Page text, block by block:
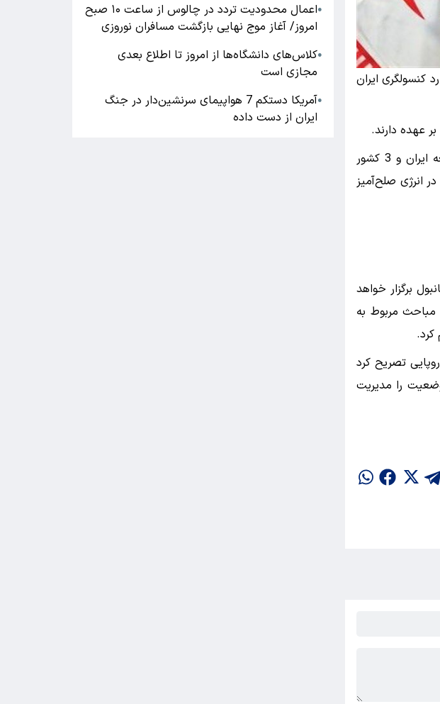
کنسولگری ایران
عهده دارند.
روز گذشته سید عباس عراقچی وزیر امور خارجه کشورمان با اشاره به گفت‌وگوهای روز جمعه ایران و 3 کشور
انرژی صلح‌آمیز
برگزار خواهد
مربوط به
تصریح کرد
را مدیریت
●
اعمال محدودیت تردد در چالوس از ساعت ۱۰ صبح
امروز/ آغاز موج نهایی بازگشت مسافران نوروزی
●کلاس‌های دانشگاه‌ها از امروز تا اطلاع بعدی
مجازی است
●
آمریکا دستکم 7 هواپیمای سرنشین‌دار در جنگ
ایران از دست داده